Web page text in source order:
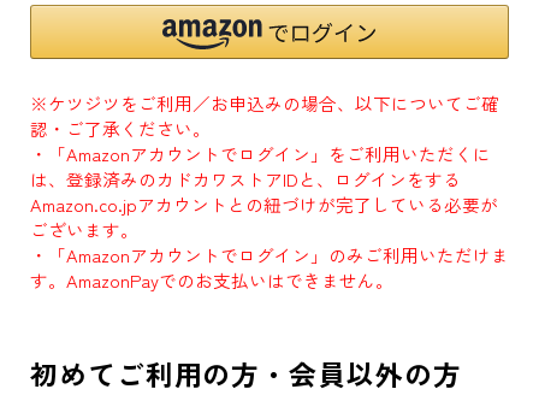
※ケツジツをご利用／お申込みの場合、以下についてご確
認・ご了承ください。
・「Amazonアカウントでログイン」をご利用いただくに
は、登録済みのカドカワストアIDと、ログインをする
Amazon.co.jpアカウントとの紐づけが完了している必要が
ございます。
・「Amazonアカウントでログイン」のみご利用いただけま
す。AmazonPayでのお支払いはできません。
初めてご利用の方・会員以外の方